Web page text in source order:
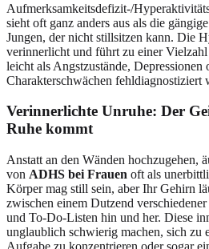
Aufmerksamkeitsdefizit-/
sieht oft ganz anders aus als die
Jungen, der nicht stillsitzen kann. Die
verinnerlicht und führt zu einer
leicht als Angstzustände, Depressionen
Charakterschwächen fehldiagnostiziert
Verinnerlichte Unruhe: Der
Ruhe kommt
Anstatt an den Wänden hochzugehen,
von ADHS bei Frauen oft als
Körper mag still sein, aber Ihr Gehirn
zwischen einem Dutzend
und To-Do-Listen hin und her. Diese
unglaublich schwierig machen, sich zu